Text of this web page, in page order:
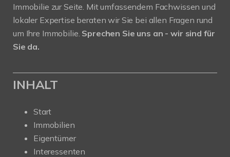
Immobilie zur Seite. Mit umfassendem Fachwissen und
lokaler Expertise beraten wir Sie bei allen Fragen rund
um Ihre Immobilie. Sprechen Sie uns an - wir sind für
Sie da.
INHALT
Start
Immobilien
Eigentümer
Interessenten